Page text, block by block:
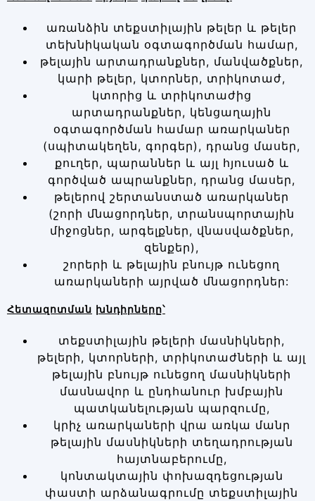
առանձին տեքստիլային թելեր և թելեր
տեխնիկական օգտագործման համար,
թելային արտադրանքներ, մանվածքներ,
կարի թելեր, կտորներ, տրիկոտաժ,
կտորից և տրիկոտաժից
արտադրանքներ, կենցաղային
օգտագործման համար առարկաներ
(սպիտակեղեն, գորգեր), դրանց մասեր,
քուղեր, պարաններ և այլ հյուսած և
գործված ապրանքներ, դրանց մասեր,
թելերով շերտանստած առարկաներ
(շորի մնացորդներ, տրանսպորտային
միջոցներ, արգելքներ, վնասվածքներ,
զենքեր),
շորերի և թելային բնույթ ունեցող
առարկաների այրված մնացորդներ:
Հետազոտման խնդիրները՝
տեքստիլային թելերի մասնիկների,
թելերի, կտորների, տրիկոտաժների և այլ
թելային բնույթ ունեցող մասնիկների
մասնավոր և ընդհանուր խմբային
պատկանելության պարզումը,
կրիչ առարկաների վրա առկա մանր
թելային մասնիկների տեղադրության
հայտնաբերումը,
կոնտակտային փոխազդեցության
փաստի արձանագրումը տեքստիլային